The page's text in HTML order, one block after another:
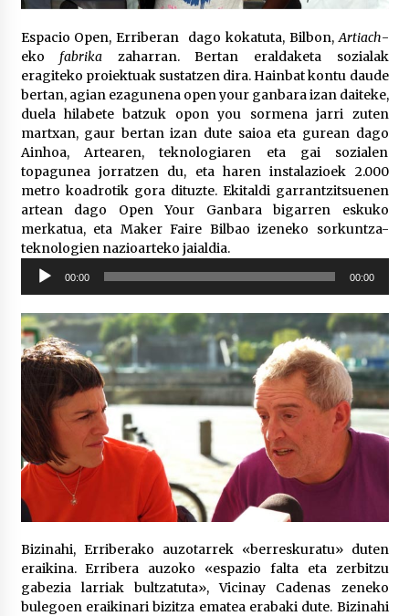
Espacio Open, Erriberan dago kokatuta, Bilbon,Artiach-
eko fabrika zaharran. Bertan eraldaketa sozialak
eragiteko proiektuak sustatzen dira. Hainbat kontu daude
bertan, agian ezagunena open your ganbara izan daiteke,
duela hilabete batzuk opon you sormena jarri zuten
martxan, gaur bertan izan dute saioa eta gurean dago
Ainhoa, Artearen, teknologiaren eta gai sozialen
topagunea jorratzen du, eta haren instalazioek 2.000
metro koadrotik gora dituzte. Ekitaldi garrantzitsuenen
artean dago Open Your Ganbara bigarren eskuko
merkatua, eta Maker Faire Bilbao izeneko sorkuntza-
teknologien nazioarteko jaialdia.
Soinu
erreproduzigailua
00:00 00:00
Bizinahi, Erriberako auzotarrek «berreskuratu» duten
eraikina. Erribera auzoko «espazio falta eta zerbitzu
gabezia larriak bultzatuta», Vicinay Cadenas zeneko
bulegoen eraikinari bizitza ematea erabaki dute. Bizinahi